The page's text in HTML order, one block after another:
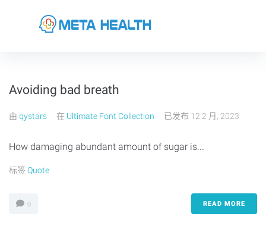
Avoiding bad breath
由 qystars 在 Ultimate Font Collection 已发布 12 2 月, 2023
How damaging abundant amount of sugar is...
标签 Quote
0 READ MORE